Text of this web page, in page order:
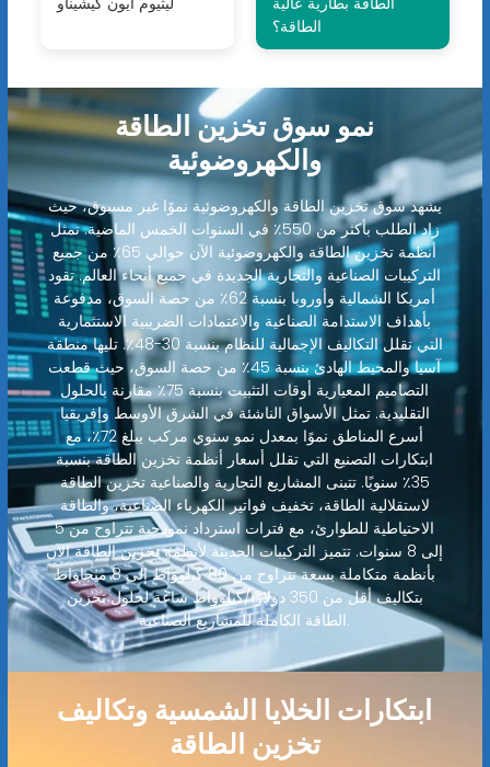
الطاقة؟
نمو سوق تخزين الطاقة
والكهروضوئية
يشهد سوق تخزين الطاقة والكهروضوئية نموًا غير مسبوق، حيث
زاد الطلب بأكثر من 550٪ في السنوات الخمس الماضية. تمثل
أنظمة تخزين الطاقة والكهروضوئية الآن حوالي 65٪ من جميع
التركيبات الصناعية والتجارية الجديدة في جميع أنحاء العالم. تقود
أمريكا الشمالية وأوروبا بنسبة 62٪ من حصة السوق، مدفوعة
بأهداف الاستدامة الصناعية والاعتمادات الضريبية الاستثمارية
التي تقلل التكاليف الإجمالية للنظام بنسبة 30-48٪. تليها منطقة
آسيا والمحيط الهادئ بنسبة 45٪ من حصة السوق، حيث قطعت
التصاميم المعيارية أوقات التثبيت بنسبة 75٪ مقارنة بالحلول
التقليدية. تمثل الأسواق الناشئة في الشرق الأوسط وإفريقيا
أسرع المناطق نموًا بمعدل نمو سنوي مركب يبلغ 72٪، مع
ابتكارات التصنيع التي تقلل أسعار أنظمة تخزين الطاقة بنسبة
35٪ سنويًا. تتبنى المشاريع التجارية والصناعية تخزين الطاقة
لاستقلالية الطاقة، تخفيف فواتير الكهرباء الصناعية، والطاقة
الاحتياطية للطوارئ، مع فترات استرداد نموذجية تتراوح من 5
إلى 8 سنوات. تتميز التركيبات الحديثة لأنظمة تخزين الطاقة الآن
بأنظمة متكاملة بسعة تتراوح من 80 كيلوواط إلى 8 ميجاواط
بتكاليف أقل من 350 دولارًا/كيلوواط ساعة لحلول تخزين
الطاقة الكاملة للمشاريع الصناعية.
ابتكارات الخلايا الشمسية وتكاليف
تخزين الطاقة